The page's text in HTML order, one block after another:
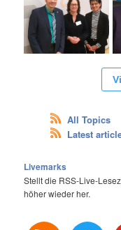
All Topics
Latest
Livemarks
Stellt die RSS-Live-
höher wieder her.